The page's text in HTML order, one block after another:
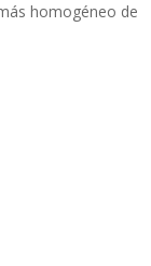
homogéneo de